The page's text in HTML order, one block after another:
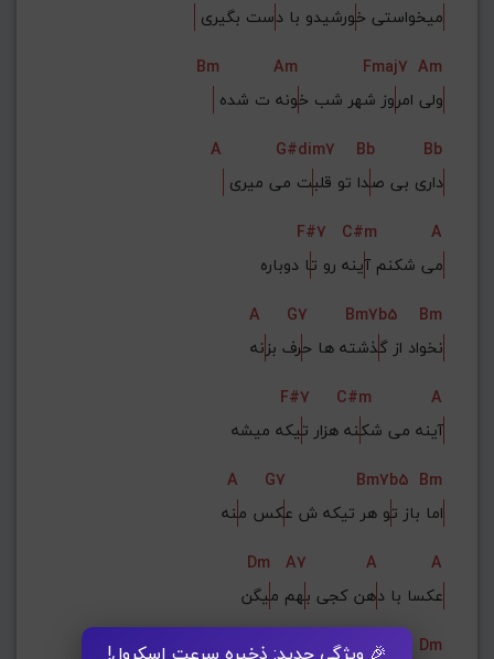
میخواستی خورشیدو با دست بگیری
Bm
Am Fmaj7 Am
ولی امروز شهر شب خونه ت شده
A
G#dim7 Bb
Bb
داری بی صدا تو قلبت می میری
F#7
C#m
A
می شکنم آینه رو تا دوباره
A
G7 Bm7b5
Bm
نخواد از گذشته ها حرف بزنه
F#7
C#m
A
آینه می شکنه هزار تیکه میشه
A
G7 Bm7b5 Bm
اما باز تو هر تیکه ش عکس منه
Dm A7 A
A
عکسا با دهن کجی بهم میگن
C
Dm